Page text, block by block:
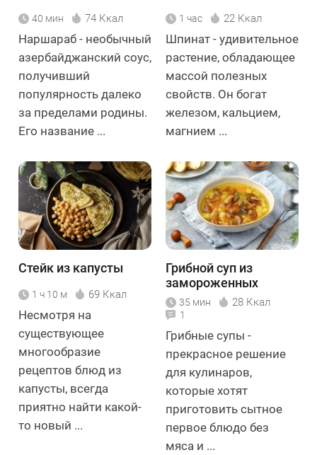
40 мин 74 Ккал
Наршараб - необычный
азербайджанский соус,
получивший
популярность далеко
за пределами родины.
Его название ...
1 час 22 Ккал
Шпинат - удивительное
растение, обладающее
массой полезных
свойств. Он богат
железом, кальцием,
магнием ...
Стейк из капусты
1 ч 10 м 69 Ккал
Несмотря на
существующее
многообразие
рецептов блюд из
капусты, всегда
приятно найти какой-
то новый ...
Грибной суп из
замороженных
грибов
35 мин 28 Ккал
1
Грибные супы -
прекрасное решение
для кулинаров,
которые хотят
приготовить сытное
первое блюдо без
мяса и ...